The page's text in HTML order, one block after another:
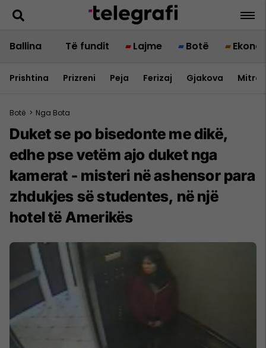
Ballina Të fundit Lajme Botë
Prishtina Prizreni Peja Ferizaj Gjakova
Botë > Nga Bota
Duket se po bisedonte me dikë,
edhe pse vetëm ajo duket nga
kamerat - misteri në ashensor para
zhdukjes së studentes, në një
hotel të Amerikës